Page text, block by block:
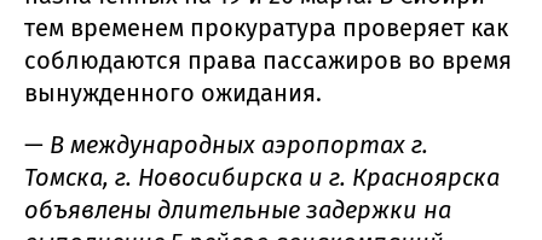
тем временем прокуратура проверяет как
соблюдаются права пассажиров во время
вынужденного ожидания.
— В международных аэропортах г.
Томска, г. Новосибирска и г. Красноярска
объявлены длительные задержки на